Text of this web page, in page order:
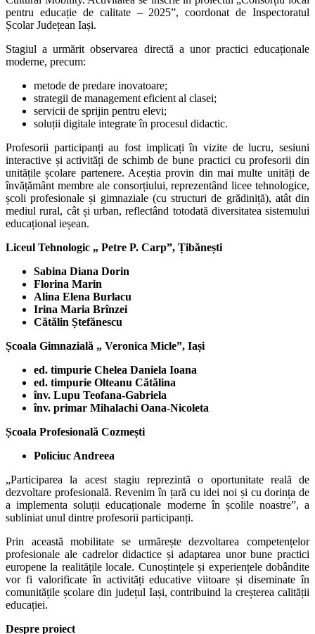
pentru educație de calitate – 2025”, coordonat de Inspectoratul
Școlar Județean Iași.
Stagiul a urmărit observarea directă a unor practici educaționale
moderne, precum:
metode de predare inovatoare;
strategii de management eficient al clasei;
servicii de sprijin pentru elevi;
soluții digitale integrate în procesul didactic.
Profesorii participanți au fost implicați în vizite de lucru, sesiuni
interactive și activități de schimb de bune practici cu profesorii din
unitățile școlare partenere. Aceștia provin din mai multe unități de
învățământ membre ale consorțiului, reprezentând licee tehnologice,
școli profesionale și gimnaziale (cu structuri de grădiniță), atât din
mediul rural, cât și urban, reflectând totodată diversitatea sistemului
educațional ieșean.
Liceul Tehnologic „ Petre P. Carp”, Țibănești
Sabina Diana Dorin
Florina Marin
Alina Elena Burlacu
Irina Maria Brînzei
Cătălin Ștefănescu
Școala Gimnazială „ Veronica Micle”, Iași
ed. timpurie Chelea Daniela Ioana
ed. timpurie Olteanu Cătălina
înv. Lupu Teofana-Gabriela
înv. primar Mihalachi Oana-Nicoleta
Școala Profesională Cozmești
Policiuc Andreea
„Participarea la acest stagiu reprezintă o oportunitate reală de
dezvoltare profesională. Revenim în țară cu idei noi și cu dorința de
a implementa soluții educaționale moderne în școlile noastre”, a
subliniat unul dintre profesorii participanți.
Prin această mobilitate se urmărește dezvoltarea competențelor
profesionale ale cadrelor didactice și adaptarea unor bune practici
europene la realitățile locale. Cunoștințele și experiențele dobândite
vor fi valorificate în activități educative viitoare și diseminate în
comunitățile școlare din județul Iași, contribuind la creșterea calității
educației.
Despre proiect